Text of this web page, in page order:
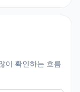
이 확인하는 흐름